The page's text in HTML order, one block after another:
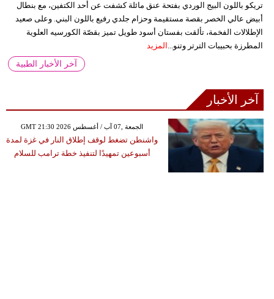
تريكو باللون البيج الوردي بفتحة عنق مائلة كشفت عن أحد الكتفين، مع بنطال
أبيض عالي الخصر بقصة مستقيمة وحزام جلدي رفيع باللون البني. وعلى صعيد
الإطلالات الفخمة، تألقت بفستان أسود طويل تميز بقصّة الكورسيه العلوية
المطرزة بحبيبات الترتر وتنو... المزيد
آخر الأخبار الطبية
آخر الأخبار
GMT 21:30 2026 الجمعة ,07 آب / أغسطس
واشنطن تضغط لوقف إطلاق النار في غزة لمدة
أسبوعين تمهيدًا لتنفيذ خطة ترامب للسلام